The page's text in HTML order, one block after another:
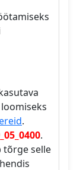
.
.
tõrge selle